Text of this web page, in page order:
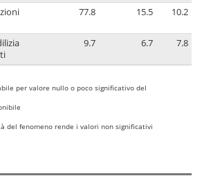
77.8 15.5 10.2
9.7 6.7 7.8
per valore nullo o poco significativo del
del fenomeno rende i valori non significativi